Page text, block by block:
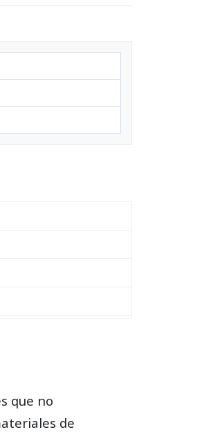
que no
de